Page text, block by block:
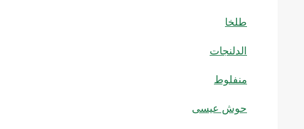
طلخا
الدلنجات
منفلوط
حوش عيسى